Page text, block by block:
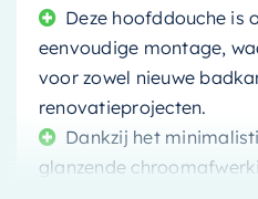
Deze hoofddouche is
eenvoudige montage,
voor zowel nieuwe
renovatieprojecten.
Dankzij het
glanzende